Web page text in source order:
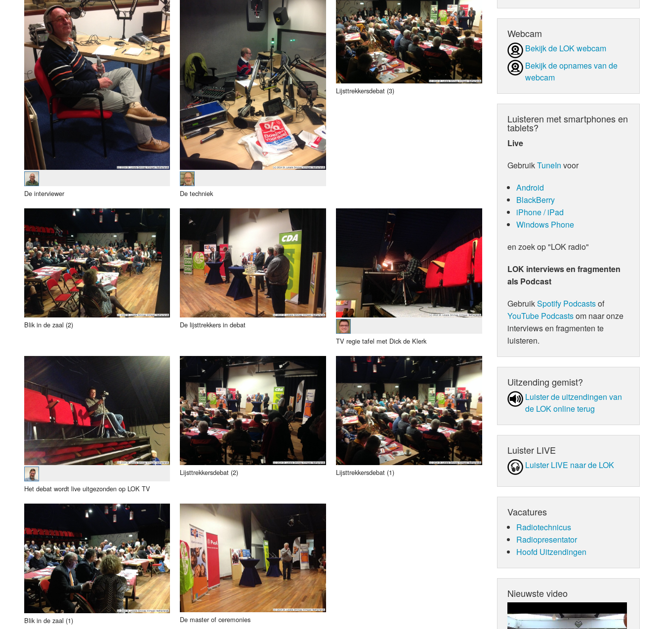
Donderdag
Vrijdag
Zaterdag
Zondag
Luister LOK Live
LOK schijf
Oude LOK programma's
Programmabeleid Bepalend Orgaan
Weerman
Over Krimpen a/d IJssel
De interviewer De techniek
Lijsttrekkersdebat (3)
Blik in de zaal (2)
De lijsttrekkers in debat
TV regie tafel met Dick de Klerk
Het debat wordt live uitgezonden op LOK TV
Lijsttrekkersdebat (2) Lijsttrekkersdebat (1)
Blik in de zaal (1) De master of ceremonies
Webcam
Bekijk de LOK webcam
Bekijk de opnames van de
webcam
Luisteren met smartphones en
tablets?
Live
GebruikTuneIn voor
Android
BlackBerry
iPhone / iPad
Windows Phone
en zoek op "LOK radio"
LOK interviews en fragmenten
als Podcast
GebruikSpotify Podcastsof
YouTube Podcastsom naar onze
interviews en fragmenten te
luisteren.
Uitzending gemist?
Luister de uit­zen­din­gen van
de LOK online terug
Luister LIVE
Luister LIVE naar de LOK
Vacatures
Radiotechnicus
Radiopresentator
Hoofd Uitzendingen
Nieuwste video